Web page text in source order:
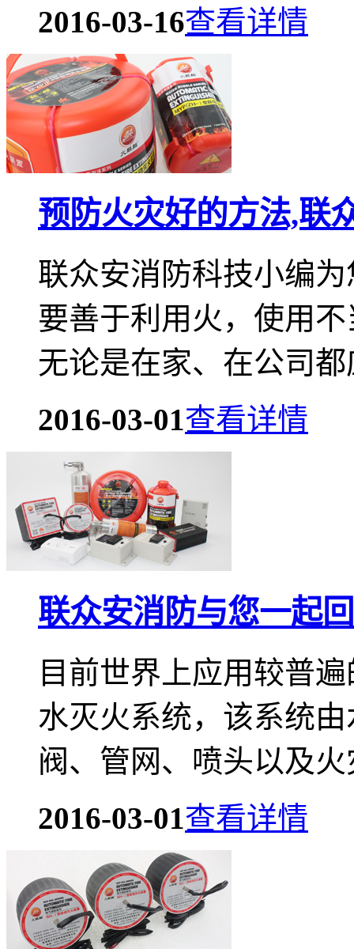
2016-03-16查看详情
预防火灾好的方法,联
联众安消防科技小编
要善于利用火，使用
无论是在家、在公司
2016-03-01查看详情
联众安消防与您一起
目前世界上应用较普
水灭火系统，该系统
阀、管网、喷头以及
2016-03-01查看详情